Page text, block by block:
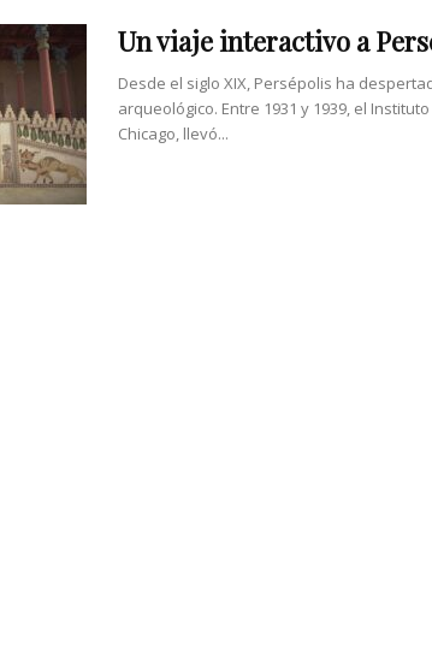
Un viaje interactivo a
Desde el siglo XIX, Persépolis ha
arqueológico. Entre 1931 y 1939, el
Chicago, llevó...